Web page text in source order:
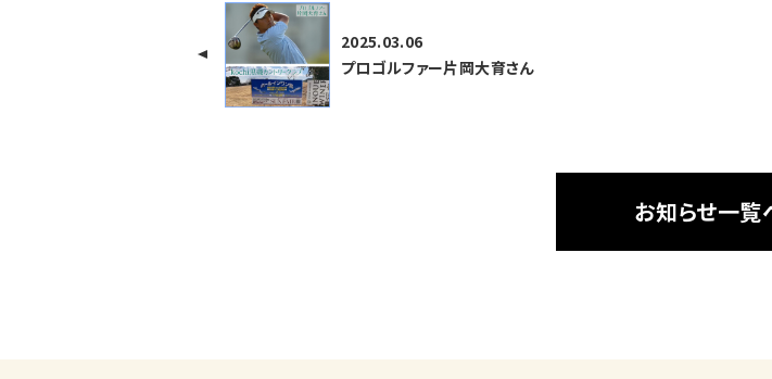
2025.03.06
プロゴルファー片岡大育さん
お知らせ一覧